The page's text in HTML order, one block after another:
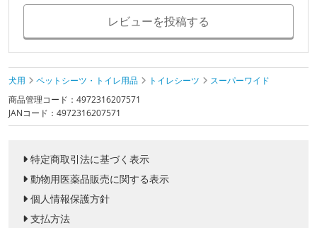
レビューを投稿する
犬用 ペットシーツ・トイレ用品 トイレシーツ
スーパーワイド
商品管理コード：4972316207571
JANコード：4972316207571
特定商取引法に基づく表示
動物用医薬品販売に関する表示
個人情報保護方針
支払方法